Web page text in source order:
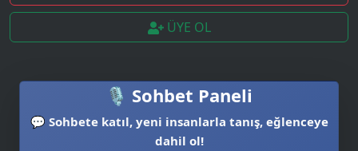
ÜYE OL
🎙️ Sohbet Paneli
💬 Sohbete katıl, yeni insanlarla tanış, eğlenceye
dahil ol!